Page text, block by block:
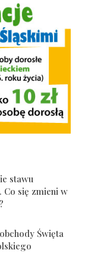
stawu
Co się zmieni w
Święta